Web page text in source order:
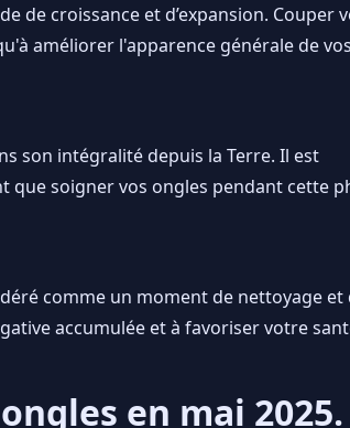
de croissance et d’expansion. Couper
améliorer l'apparence générale de vos
son intégralité depuis la Terre. Il est
que soigner vos ongles pendant cette
comme un moment de nettoyage et
accumulée et à favoriser votre
en mai 2025.